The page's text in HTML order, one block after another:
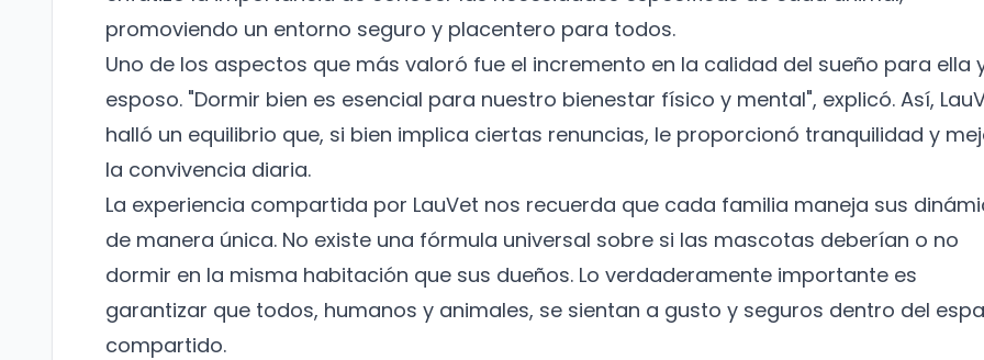
promoviendo un entorno seguro y placentero para todos.
Uno de los aspectos que más valoró fue el incremento en la calidad del sueño para ella
esposo. "Dormir bien es esencial para nuestro bienestar físico y mental", explicó. Así,
halló un equilibrio que, si bien implica ciertas renuncias, le proporcionó tranquilidad y
la convivencia diaria.
La experiencia compartida por LauVet nos recuerda que cada familia maneja sus
de manera única. No existe una fórmula universal sobre si las mascotas deberían o no
dormir en la misma habitación que sus dueños. Lo verdaderamente importante es
garantizar que todos, humanos y animales, se sientan a gusto y seguros dentro del
compartido.